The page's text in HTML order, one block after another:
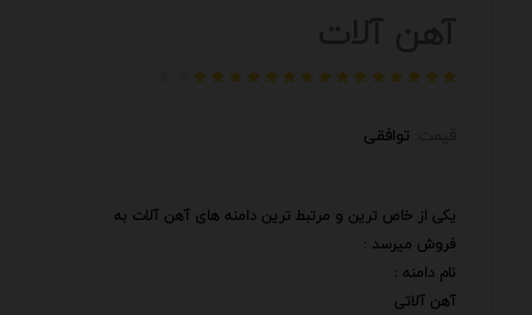
توافقی
یکی از خاص ترین و مرتبط ترین دامنه های آهن آلات به
فروش میرسد :
نام دامنه :
آهن آلاتی